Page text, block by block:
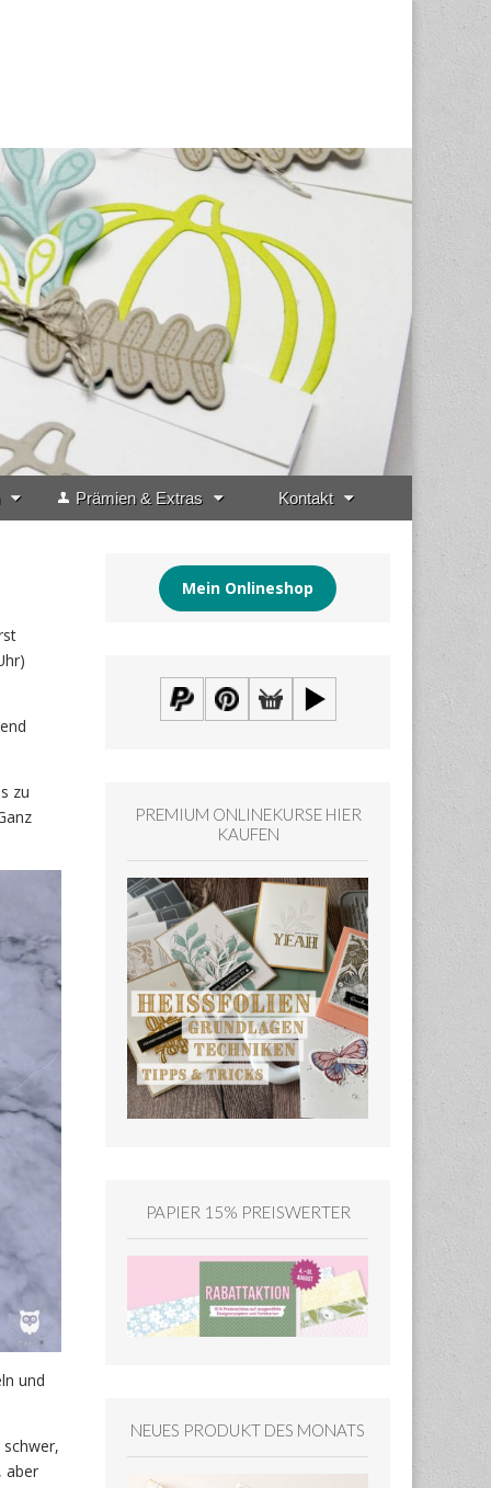
Prämien & Extras Kontakt
zu
und
aber
Mein Onlineshop
PREMIUM ONLINEKURSE HIER
KAUFEN
PAPIER 15% PREISWERTER
NEUES PRODUKT DES MONATS